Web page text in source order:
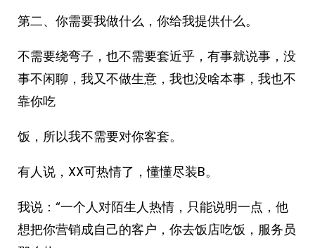
第二、你需要我做什么，你给我提供什么。
不需要绕弯子，也不需要套近乎，有事就说事，没
事不闲聊，我又不做生意，我也没啥本事，我也不
靠你吃
饭，所以我不需要对你客套。
有人说，XX可热情了，懂懂尽装B。
我说：“一个人对陌生人热情，只能说明一点，他
想把你营销成自己的客户，你去饭店吃饭，服务员